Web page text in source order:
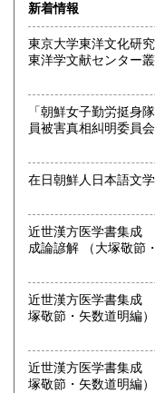
熊本県
宮崎県
沖縄県
沿線名：JR/近鉄/地下
最寄駅：鶴橋駅(南
営業時間：PM1〜
月30日(火)～ 2026年
日(月)より、通常営
古本屋」他メールで
定休日：定休日 毎
買取大歓迎
取り扱い分野
哲学宗教、歴史、社
趣味、サブカルチャ
新着情報
東京大学東洋文化
東洋学文献センター叢刊 別輯２４
「朝鮮女子勤労挺身隊」労務動
員被害真相糾明委員会
近世漢方医学書集
成論諺解 （大
近世漢方医学書集成
塚敬節・矢数道明編）
近世漢方医学書集成
塚敬節・矢数道明編）